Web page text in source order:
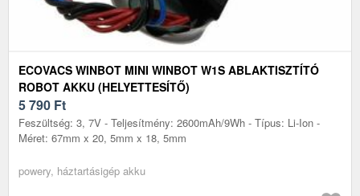
ECOVACS WINBOT MINI WINBOT W1S ABLAKTISZTÍTÓ
ROBOT AKKU (HELYETTESÍTŐ)
5 790 Ft
Feszültség: 3, 7V - Teljesítmény: 2600mAh/9Wh - Típus: Li-Ion -
Méret: 67mm x 20, 5mm x 18, 5mm
powery, háztartásigép akku